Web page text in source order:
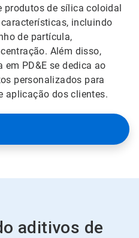
produtos de sílica coloidal
incluindo
de partícula,
Além disso,
PD&E se dedica ao
personalizados para
aplicação dos clientes.
aditivos de